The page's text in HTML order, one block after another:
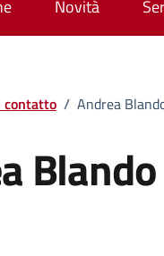
Novità
contatto / Andrea
Blando